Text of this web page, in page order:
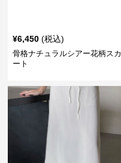
¥6,450 (税込)
骨格ナチュラルシアー花柄スカ
ート